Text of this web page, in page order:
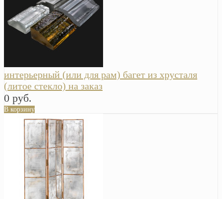
интерьерный (или для рам) багет из хрусталя
(литое стекло) на заказ
0 руб.
В корзину